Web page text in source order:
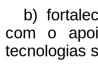
b)
com o
tecnologias